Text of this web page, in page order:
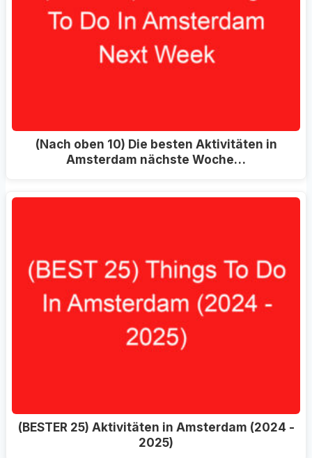
(Nach oben 10) Die besten Aktivitäten in
Amsterdam nächste Woche…
(BESTER 25) Aktivitäten in Amsterdam (2024 -
2025)